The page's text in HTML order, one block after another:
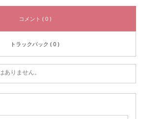
コメント ( 0 )
トラックバック ( 0 )
ありません。